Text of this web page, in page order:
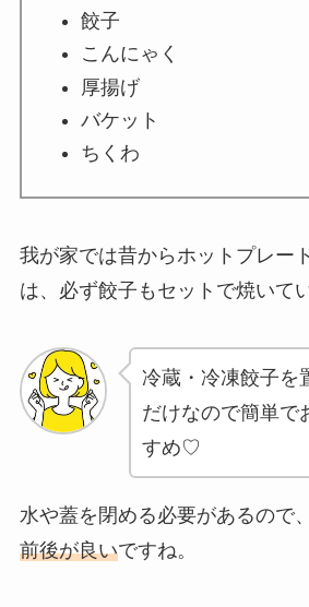
餃子
こんにゃく
厚揚げ
バケット
ちくわ
我が家では昔からホットプレー
は、必ず餃子もセットで焼いて
冷蔵・冷凍餃子を
だけなので簡単で
すめ♡
水や蓋を閉める必要があるので、
前後が良いですね。